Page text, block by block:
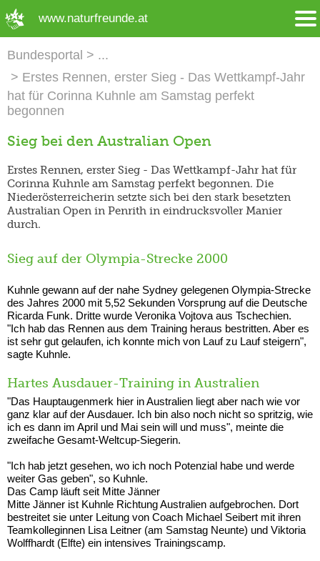
www.naturfreunde.at
Bundesportal
Erstes Rennen, erster Sieg - Das Wettkampf-Jahr
hat für Corinna Kuhnle am Samstag perfekt
begonnen
Sieg bei den Australian Open
Erstes Rennen, erster Sieg - Das Wettkampf-Jahr hat für
Corinna Kuhnle am Samstag perfekt begonnen. Die
Niederösterreicherin setzte sich bei den stark besetzten
Australian Open in Penrith in eindrucksvoller Manier
durch.
Sieg auf der Olympia-Strecke 2000
Kuhnle gewann auf der nahe Sydney gelegenen Olympia-Strecke
des Jahres 2000 mit 5,52 Sekunden Vorsprung auf die Deutsche
Ricarda Funk. Dritte wurde Veronika Vojtova aus Tschechien.
"Ich hab das Rennen aus dem Training heraus bestritten. Aber es
ist sehr gut gelaufen, ich konnte mich von Lauf zu Lauf steigern",
sagte Kuhnle.
Hartes Ausdauer-Training in Australien
"Das Hauptaugenmerk hier in Australien liegt aber nach wie vor
ganz klar auf der Ausdauer. Ich bin also noch nicht so spritzig, wie
ich es dann im April und Mai sein will und muss", meinte die
zweifache Gesamt-Weltcup-Siegerin.
"Ich hab jetzt gesehen, wo ich noch Potenzial habe und werde
weiter Gas geben", so Kuhnle.
Das Camp läuft seit Mitte Jänner
Mitte Jänner ist Kuhnle Richtung Australien aufgebrochen. Dort
bestreitet sie unter Leitung von Coach Michael Seibert mit ihren
Teamkolleginnen Lisa Leitner (am Samstag Neunte) und Viktoria
Wolffhardt (Elfte) ein intensives Trainingscamp.